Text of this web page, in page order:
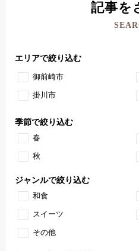
記事を
エリアで絞り込む
御前崎市
掛川市
季節で絞り込む
春
秋
ジャンルで絞り込む
和食
スイーツ
その他